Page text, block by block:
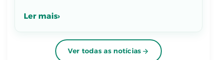
Ler mais
Ver todas as notícias